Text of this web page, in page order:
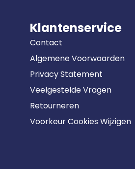
Klantenservice
Contact
Algemene Voorwaarden
Privacy Statement
Veelgestelde Vragen
Retourneren
Voorkeur Cookies Wijzigen